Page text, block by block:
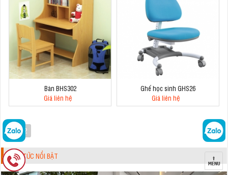
Bàn BHS302
Giá liên hệ
Ghế học sinh GHS26
Giá liên hệ
1 2
TIN TỨC NỔI BẬT